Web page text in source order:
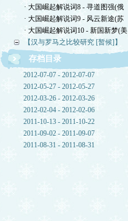
· 大国崛起解说词8 - 寻道图强(俄
· 大国崛起解说词9 - 风云新途(苏
· 大国崛起解说词10 - 新国新梦(美
【汉与罗马之比较研究 [暂候]】
存档目录
2012-07-07 - 2012-07-07
2012-05-27 - 2012-05-27
2012-03-26 - 2012-03-26
2012-02-04 - 2012-02-06
2011-10-13 - 2011-10-22
2011-09-02 - 2011-09-07
2011-08-31 - 2011-08-31